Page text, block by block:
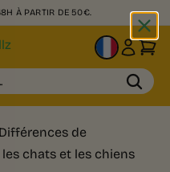
À PARTIR DE 50€.
FR
Différences de
chats et les chiens